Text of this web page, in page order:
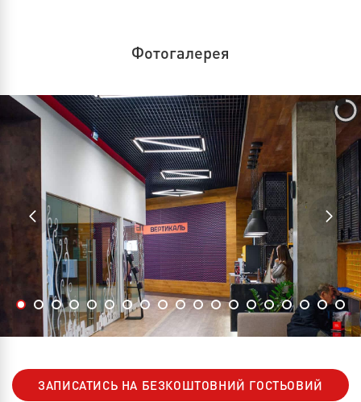
Фотогалерея
ЗАПИСАТИСЬ НА БЕЗКОШТОВНИЙ ГОСТЬОВИЙ